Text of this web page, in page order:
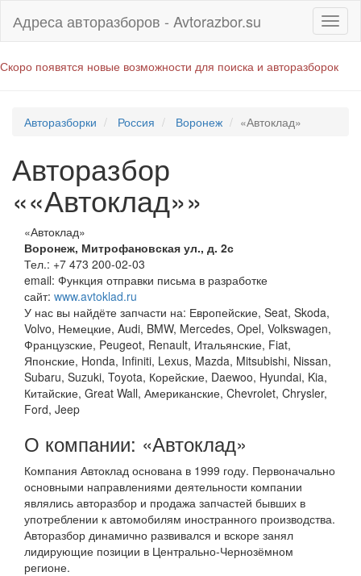
Адреса авторазборов - Avtorazbor.su
Скоро появятся новые возможности для поиска и авторазборок
Авторазборки Россия Воронеж «Автоклад»
Авторазбор
««Автоклад»»
«Автоклад»
Воронеж, Митрофановская ул., д. 2с
Тел.: +7 473 200-02-03
email: Функция отправки письма в разработке
сайт: www.avtoklad.ru
У нас вы найдёте запчасти на: Европейские, Seat, Skoda,
Volvo, Немецкие, Audi, BMW, Mercedes, Opel, Volkswagen,
Французские, Peugeot, Renault, Итальянские, Fiat,
Японские, Honda, Infiniti, Lexus, Mazda, Mitsubishi, Nissan,
Subaru, Suzuki, Toyota, Корейские, Daewoo, Hyundai, Kia,
Китайские, Great Wall, Американские, Chevrolet, Chrysler,
Ford, Jeep
О компании: «Автоклад»
Компания Автоклад основана в 1999 году. Первоначально
основными направлениями деятельности компании
являлись авторазбор и продажа запчастей бывших в
употреблении к автомобилям иностранного производства.
Авторазбор динамично развивался и вскоре занял
лидирующие позиции в Центрально-Чернозёмном
регионе.